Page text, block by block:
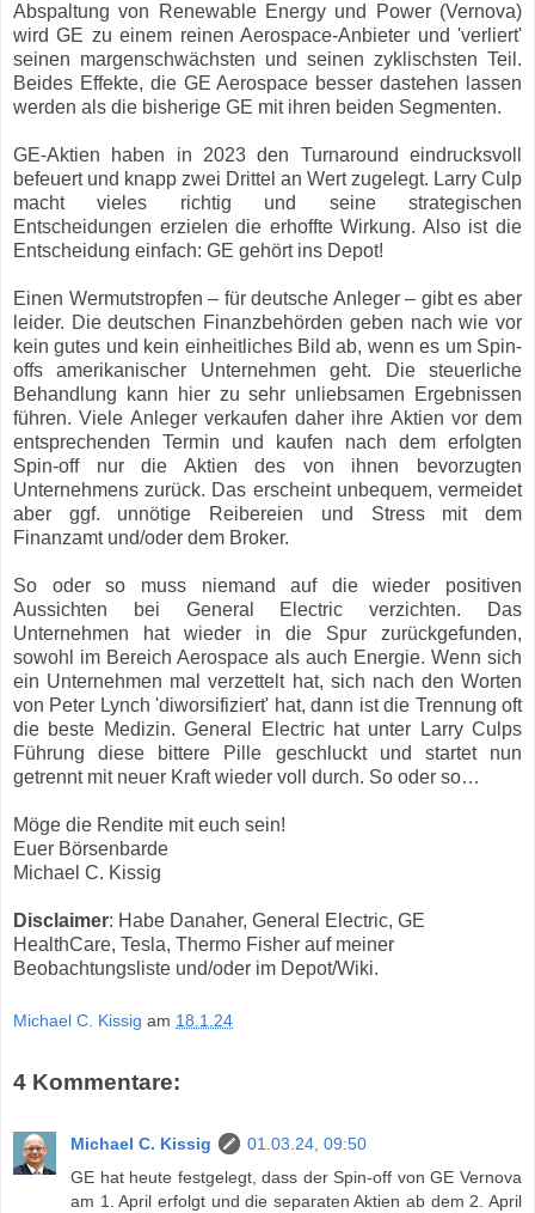
Abspaltung von Renewable Energy und Power (Vernova)
wird GE zu einem reinen Aerospace-Anbieter und 'verliert'
seinen margenschwächsten und seinen zyklischsten Teil.
Beides Effekte, die GE Aerospace besser dastehen lassen
werden als die bisherige GE mit ihren beiden Segmenten.
GE-Aktien haben in 2023 den Turnaround eindrucksvoll
befeuert und knapp zwei Drittel an Wert zugelegt. Larry Culp
macht vieles richtig und seine strategischen
Entscheidungen erzielen die erhoffte Wirkung. Also ist die
Entscheidung einfach: GE gehört ins Depot!
Einen Wermutstropfen – für deutsche Anleger – gibt es aber
leider. Die deutschen Finanzbehörden geben nach wie vor
kein gutes und kein einheitliches Bild ab, wenn es um Spin-
offs amerikanischer Unternehmen geht. Die steuerliche
Behandlung kann hier zu sehr unliebsamen Ergebnissen
führen. Viele Anleger verkaufen daher ihre Aktien vor dem
entsprechenden Termin und kaufen nach dem erfolgten
Spin-off nur die Aktien des von ihnen bevorzugten
Unternehmens zurück. Das erscheint unbequem, vermeidet
aber ggf. unnötige Reibereien und Stress mit dem
Finanzamt und/oder dem Broker.
So oder so muss niemand auf die wieder positiven
Aussichten bei General Electric verzichten. Das
Unternehmen hat wieder in die Spur zurückgefunden,
sowohl im Bereich Aerospace als auch Energie. Wenn sich
ein Unternehmen mal verzettelt hat, sich nach den Worten
von Peter Lynch 'diworsifiziert' hat, dann ist die Trennung oft
die beste Medizin. General Electric hat unter Larry Culps
Führung diese bittere Pille geschluckt und startet nun
getrennt mit neuer Kraft wieder voll durch. So oder so…
Möge die Rendite mit euch sein!
Euer Börsenbarde
Michael C. Kissig
Disclaimer: Habe Danaher, General Electric, GE
HealthCare, Tesla, Thermo Fisher auf meiner
Beobachtungsliste und/oder im Depot/Wiki.
Michael C. Kissig am 18.1.24
4 Kommentare:
Michael C. Kissig
01.03.24, 09:50
GE hat heute festgelegt, dass der Spin-off von GE Vernova
am 1. April erfolgt und die separaten Aktien ab dem 2. April